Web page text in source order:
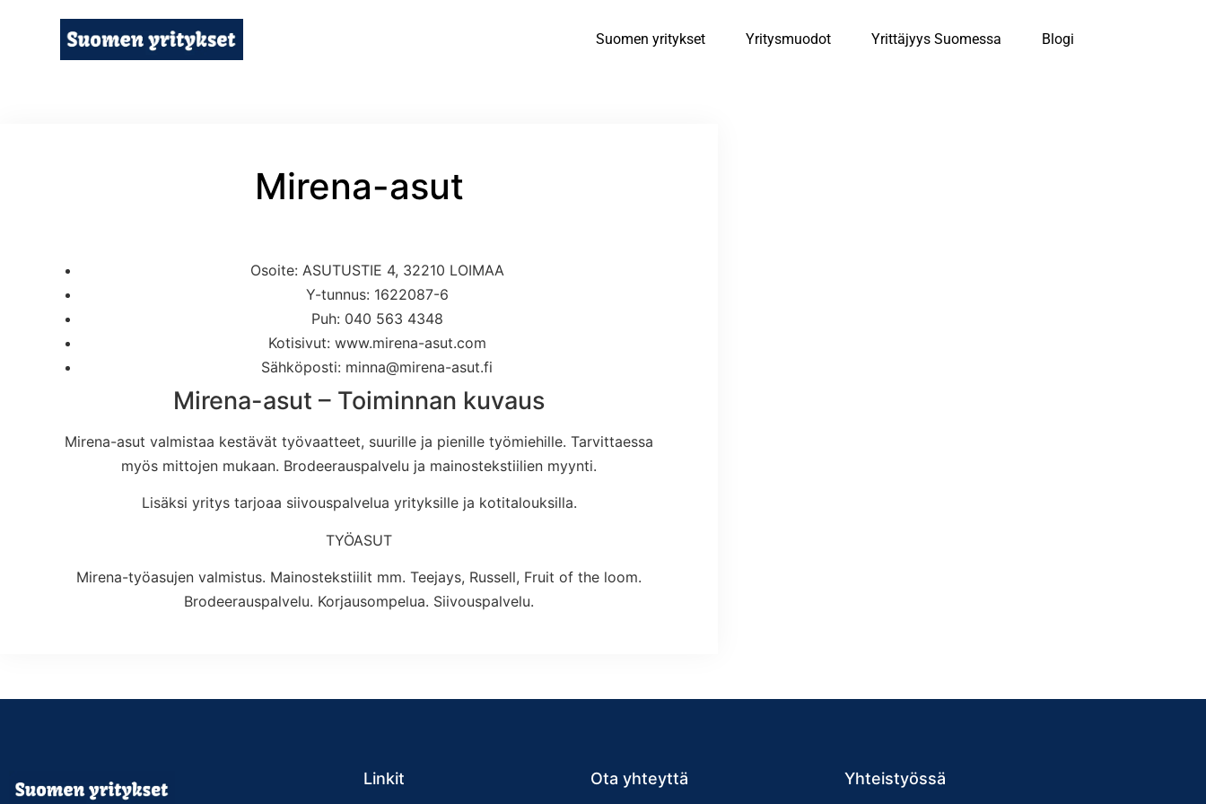
Suomen yritykset Yritysmuodot Yrittäjyys Suomessa Blogi
Mirena-asut
Osoite: ASUTUSTIE 4, 32210 LOIMAA
Y-tunnus: 1622087-6
Puh: 040 563 4348
Kotisivut: www.mirena-asut.com
Sähköposti: minna@mirena-asut.fi
Mirena-asut – Toiminnan kuvaus
Mirena-asut valmistaa kestävät työvaatteet, suurille ja pienille työmiehille. Tarvittaessa
myös mittojen mukaan. Brodeerauspalvelu ja mainostekstiilien myynti.
Lisäksi yritys tarjoaa siivouspalvelua yrityksille ja kotitalouksilla.
TYÖASUT
Mirena-työasujen valmistus. Mainostekstiilit mm. Teejays, Russell, Fruit of the loom.
Brodeerauspalvelu. Korjausompelua. Siivouspalvelu.
Linkit Ota yhteyttä Yhteistyössä